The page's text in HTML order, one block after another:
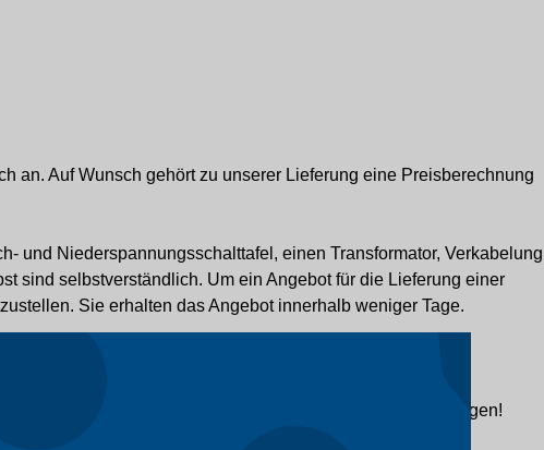
an. Auf Wunsch gehört zu unserer Lieferung eine Preisberechnung
und Niederspannungsschalttafel, einen Transformator, Verkabelung
sind selbstverständlich. Um ein Angebot für die Lieferung einer
Sie erhalten das Angebot innerhalb weniger Tage.
Spezifikationen und Lieferbedingungen innerhalb von 2 Tagen!